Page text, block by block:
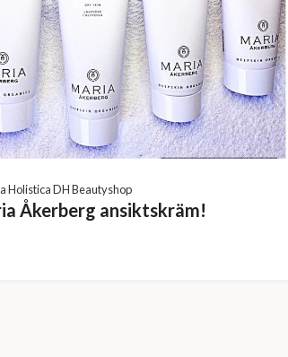
Holistica DH Beautyshop
Åkerberg ansiktskräm!